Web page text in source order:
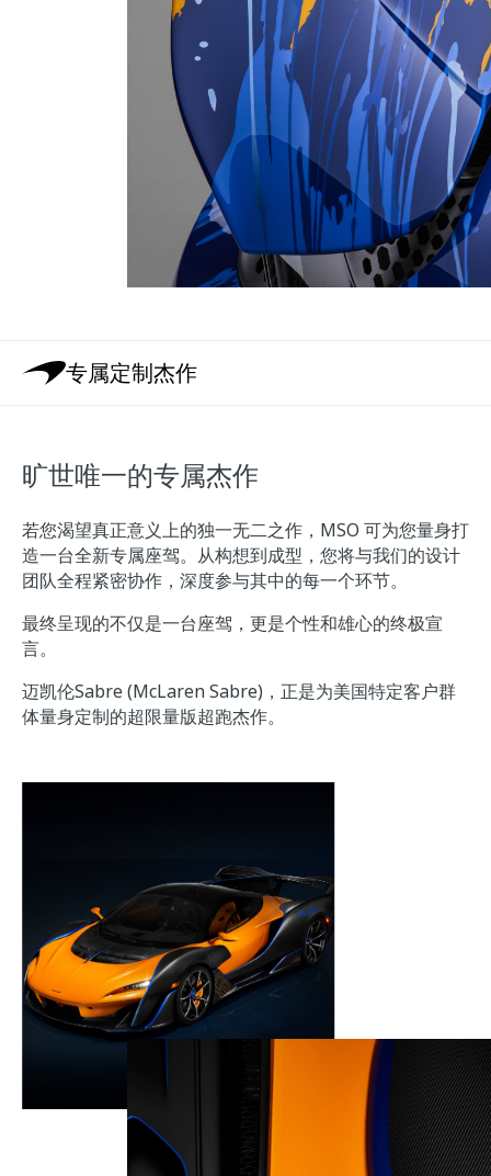
专属定制杰作
旷世唯一的专属杰作
若您渴望真正意义上的独一无二之作，MSO 可为您量身打
造一台全新专属座驾。从构想到成型，您将与我们的设计
团队全程紧密协作，深度参与其中的每一个环节。
最终呈现的不仅是一台座驾，更是个性和雄心的终极宣
言。
迈凯伦Sabre (McLaren Sabre)，正是为美国特定客户群
体量身定制的超限量版超跑杰作。